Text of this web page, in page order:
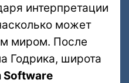
интерпретации
может
миром. После
Годрика, широта
Software